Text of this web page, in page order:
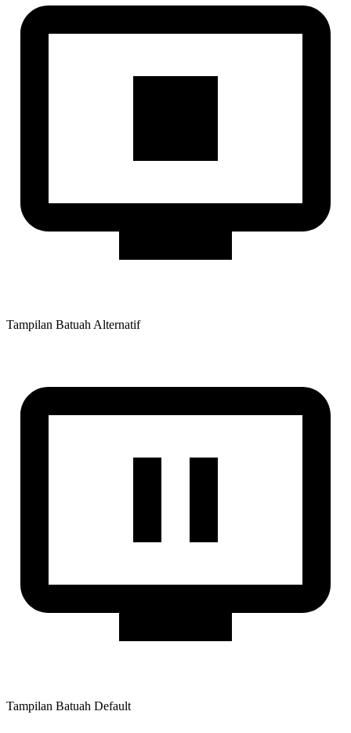
Tampilan Batuah Alternatif
Tampilan Batuah Default